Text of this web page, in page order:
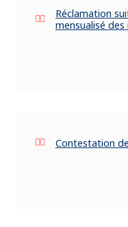
Réclamation
mensualisé
Contestation